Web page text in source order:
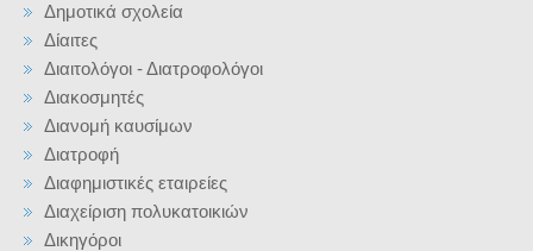
Δημοτικά σχολεία
Δίαιτες
Διαιτολόγοι - Διατροφολόγοι
Διακοσμητές
Διανομή καυσίμων
Διατροφή
Διαφημιστικές εταιρείες
Διαχείριση πολυκατοικιών
Δικηγόροι